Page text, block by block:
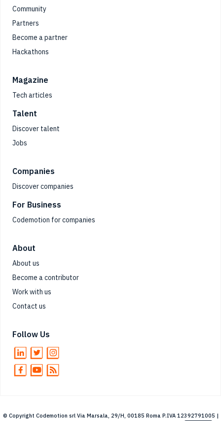
Community
Partners
Become a partner
Hackathons
Magazine
Tech articles
Talent
Discover talent
Jobs
Companies
Discover companies
For Business
Codemotion for companies
About
About us
Become a contributor
Work with us
Contact us
Follow Us
© Copyright Codemotion srl Via Marsala, 29/H, 00185 Roma P.IVA 12392791005 |